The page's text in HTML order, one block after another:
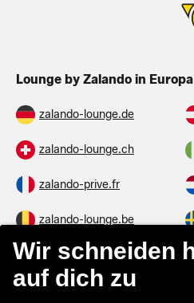
Lounge by Zalando in Europa
zalando-lounge.de
zalando-lounge.ch
zalando-prive.fr
zalando-lounge.be
zalando-lounge.fi
zalando-lounge.co.uk